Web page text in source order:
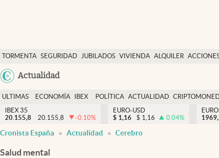
TORMENTA SEGURIDAD JUBILADOS VIVIENDA ALQUILER
Actualidad
Economía y finanzas
Política
Actualidad
Criptomonedas
España
ULTIMAS
NOTICIAS
ECONOMÍA
FINANZAS
IBEX
EURO
POLÍTICA ACTUALIDAD
IBEX 35
20.155,8
20.155,8 -0.10%
EURO-USD
$ 1,16 $ 1,16 0.04%
Cronista España Actualidad Cerebro
Salud mental